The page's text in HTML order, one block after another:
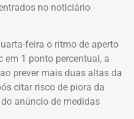
no noticiário
feira o ritmo de aperto
em 1 ponto percentual, a
prever mais duas altas da
citar risco de piora da
anúncio de medidas